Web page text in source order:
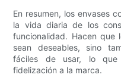
En resumen, los envases
la vida diaria de los
funcionalidad. Hacen que
sean deseables, sino
fáciles de usar, lo
fidelización a la marca.